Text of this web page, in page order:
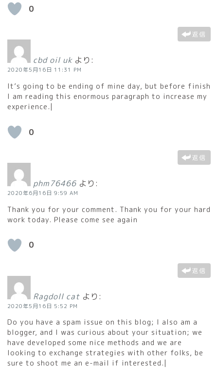
0
返信
cbd oil uk より:
2020年5月16日 11:31 PM
It’s going to be ending of mine day, but before finish
I am reading this enormous paragraph to increase my
experience.|
0
返信
phm76466 より:
2020年6月16日 9:59 AM
Thank you for your comment. Thank you for your hard
work today. Please come see again
0
返信
Ragdoll cat より:
2020年5月16日 5:52 PM
Do you have a spam issue on this blog; I also am a
blogger, and I was curious about your situation; we
have developed some nice methods and we are
looking to exchange strategies with other folks, be
sure to shoot me an e-mail if interested.|